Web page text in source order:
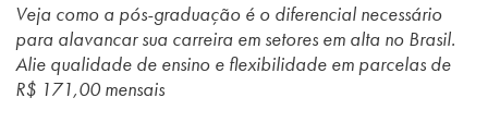
Veja como a pós-graduação é o diferencial necessário
para alavancar sua carreira em setores em alta no Brasil.
Alie qualidade de ensino e flexibilidade em parcelas de
R$ 171,00 mensais